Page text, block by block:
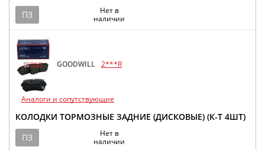
ПЗ
Нет в
наличии
GOODWILL 2***R
Аналоги и сопутствующие
КОЛОДКИ ТОРМОЗНЫЕ ЗАДНИЕ (ДИСКОВЫЕ) (К-Т 4ШТ)
ПЗ
Нет в
наличии